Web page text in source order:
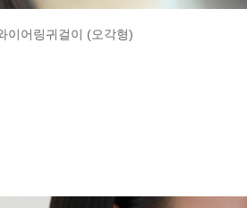
이어링귀걸이 (오각형)